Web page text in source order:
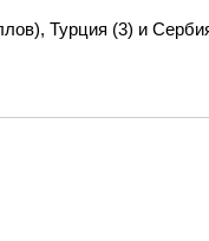
Турция (3) и